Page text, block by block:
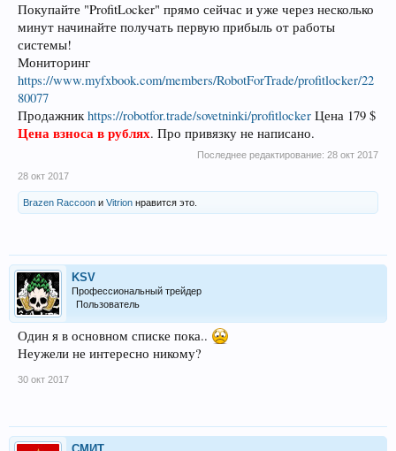
Покупайте "ProfitLocker" прямо сейчас и уже через несколько
минут начинайте получать первую прибыль от работы
системы!
Мониторинг
https://www.myfxbook.com/members/RobotForTrade/profitlocker/22
80077
Продажникhttps://robotfor.trade/sovetninki/profitlocker Цена 179 $
Цена взноса в рублях. Про привязку не написано.
Последнее редактирование: 28 окт 2017
28 окт 2017
Brazen Raccoon и Vitrion нравится это.
KSV
Профессиональный трейдер
Пользователь
Один я в основном списке пока..
Неужели не интересно никому?
30 окт 2017